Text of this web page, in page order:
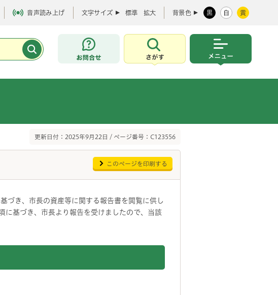
音声読み上げ 文字サイズ 標準 拡大 背景色 黒 白 黄
お問合せ
さがす
更新日付：2025年9月22日 / ページ番号：C123556
このページを印刷する
づき、市長の資産等に関する報告書を閲覧に供し
基づき、市長より報告を受けましたので、当該